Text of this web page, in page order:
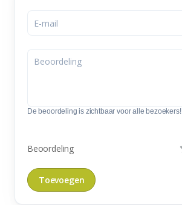
De beoordeling is zichtbaar voor alle bezoekers!
Beoordeling